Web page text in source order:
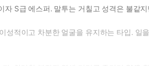
S급 에스퍼. 말투는 거칠고 성격은 불같
적이고 차분한 얼굴을 유지하는 타입. 일